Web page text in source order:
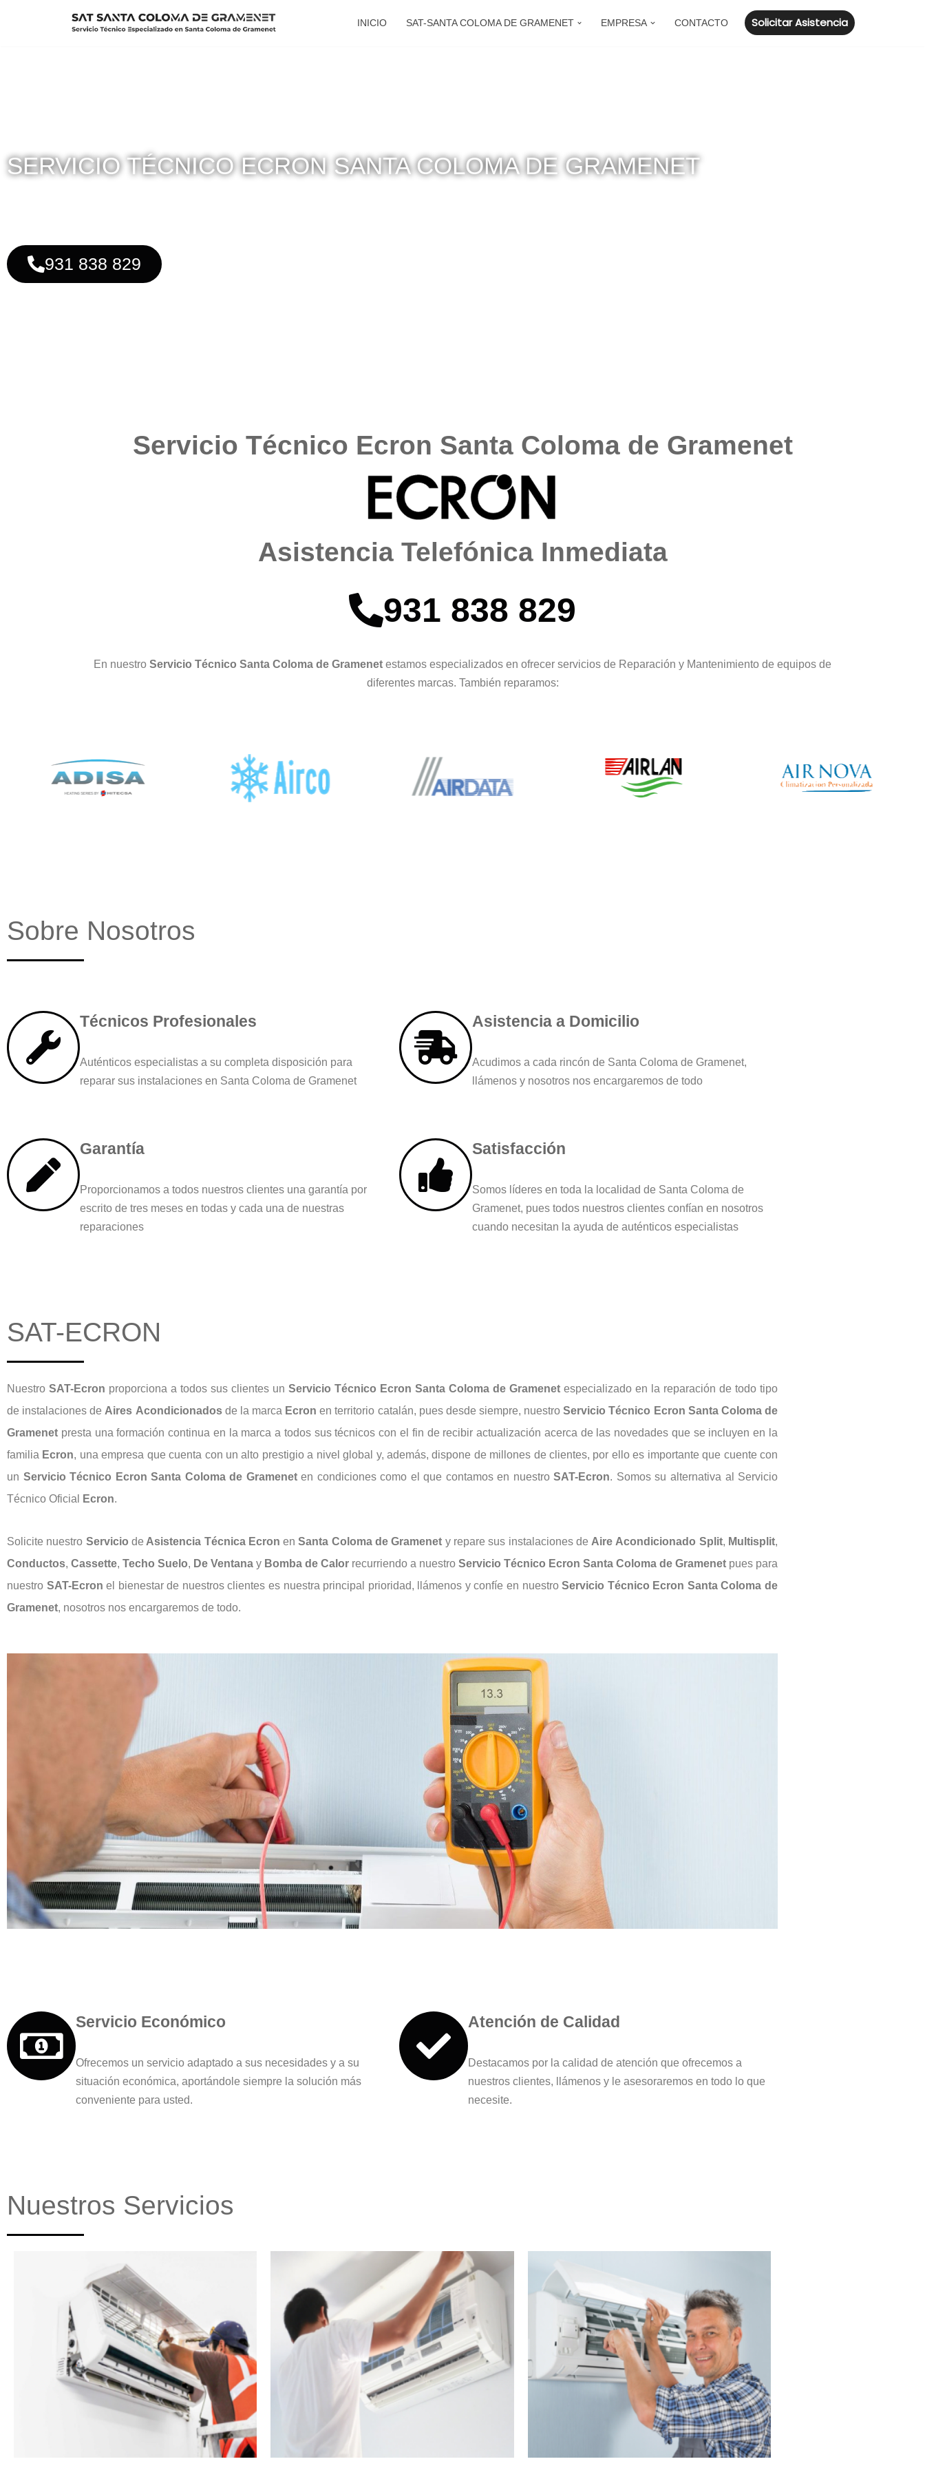
INICIO SAT-SANTA COLOMA DE GRAMENET EMPRESA CONTACTO Solicitar Asistencia
SERVICIO TÉCNICO ECRON SANTA COLOMA DE GRAMENET
931 838 829
Servicio Técnico Ecron Santa Coloma de Gramenet
Asistencia Telefónica Inmediata
931 838 829
En nuestro Servicio Técnico Santa Coloma de Gramenet estamos especializados en ofrecer servicios de Reparación y Mantenimiento de equipos de
diferentes marcas. También reparamos:
Sobre Nosotros
Técnicos Profesionales
Auténticos especialistas a su completa disposición para
reparar sus instalaciones en Santa Coloma de Gramenet
Asistencia a Domicilio
Acudimos a cada rincón de Santa Coloma de Gramenet,
llámenos y nosotros nos encargaremos de todo
Garantía
Proporcionamos a todos nuestros clientes una garantía por
escrito de tres meses en todas y cada una de nuestras
reparaciones
Satisfacción
Somos líderes en toda la localidad de Santa Coloma de
Gramenet, pues todos nuestros clientes confían en nosotros
cuando necesitan la ayuda de auténticos especialistas
SAT-ECRON
Nuestro SAT-Ecron proporciona a todos sus clientes un Servicio Técnico Ecron Santa Coloma de Gramenet especializado en la reparación de todo tipo
de instalaciones de Aires Acondicionadosde la marca Ecron en territorio catalán, pues desde siempre, nuestroServicio Técnico Ecron Santa Coloma de
Gramenet presta una formación continua en la marca a todos sus técnicos con el fin de recibir actualización acerca de las novedades que se incluyen en la
familia Ecron, una empresa que cuenta con un alto prestigio a nivel global y, además, dispone de millones de clientes, por ello es importante que cuente con
un Servicio Técnico Ecron Santa Coloma de Grameneten condiciones como el que contamos en nuestroSAT-Ecron. Somos su alternativa al Servicio
Técnico Oficial
Ecron.
Solicite nuestro Servicio de Asistencia Técnica Ecronen Santa Coloma de Gramenet y repare sus instalaciones de Aire Acondicionado Split, Multisplit,
Conductos, Cassette, Techo Suelo, De Ventana y Bomba de Calor recurriendo a nuestro Servicio Técnico Ecron Santa Coloma de Gramenet pues para
nuestro SAT-Ecron el bienestar de nuestros clientes es nuestra principal prioridad, llámenos y confíe en nuestroServicio Técnico Ecron Santa Coloma de
Gramenet, nosotros nos encargaremos de todo.
Servicio Económico
Ofrecemos un servicio adaptado a sus necesidades y a su
situación económica, aportándole siempre la solución más
conveniente para usted.
Atención de Calidad
Destacamos por la calidad de atención que ofrecemos a
nuestros clientes, llámenos y le asesoraremos en todo lo que
necesite.
Nuestros Servicios